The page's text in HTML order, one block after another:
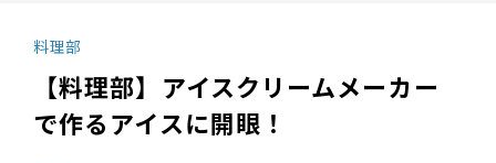
料理部
【料理部】アイスクリームメーカー
で作るアイスに開眼！